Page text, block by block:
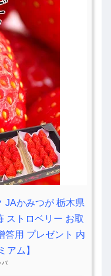
JAかみつが 栃木県
ストロベリー お取
答用 プレゼント 内
アム】
バ